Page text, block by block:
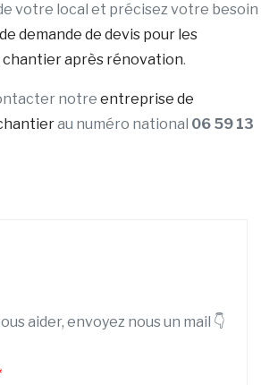
votre local et précisez votre besoin
demande de devis pour les
chantier après rénovation.
notre entreprise de
au numéro national 06 59 13
aider, envoyez nous un mail 👇